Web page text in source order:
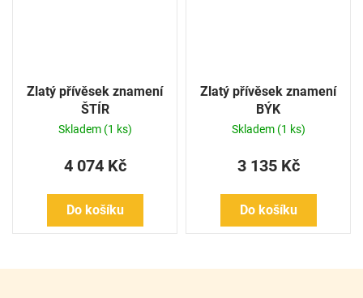
Zlatý přívěsek znamení
ŠTÍR
Skladem (1 ks)
4 074 Kč
Do košíku
Zlatý přívěsek znamení
BÝK
Skladem (1 ks)
3 135 Kč
Do košíku